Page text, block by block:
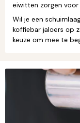
eiwitten zorgen voor
Wil je een
koffiebar jaloers op
keuze om mee te